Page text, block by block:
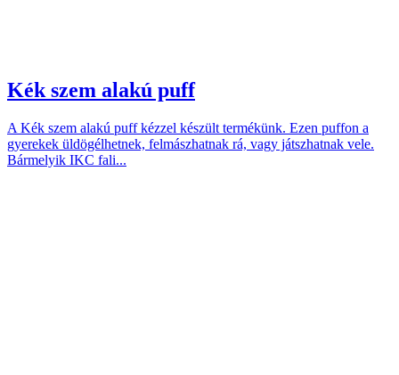
Kék szem alakú puff
A Kék szem alakú puff kézzel készült termékünk. Ezen puffon a
gyerekek üldögélhetnek, felmászhatnak rá, vagy játszhatnak vele.
Bármelyik IKC fali...